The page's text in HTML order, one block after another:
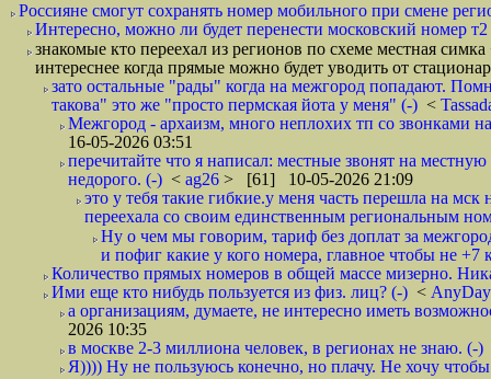
Россияне смогут сохранять номер мобильного при смене
Интересно, можно ли будет перенести московский номер
знакомые кто переехал из регионов по схеме местная
интереснее когда прямые можно будет уводить от
зато остальные "рады" когда на межгород попадают.
такова" это же "просто пермская йота у меня" (-) <
Межгород - архаизм, много неплохих тп со звонками
16-05-2026 03:51
перечитайте что я написал: местные звонят на
недорого. (-) < ag26 > [61] 10-05-2026 21:09
это у тебя такие гибкие.у меня часть перешла на
переехала со своим единственным региональным
Ну о чем мы говорим, тариф без доплат за
и пофиг какие у кого номера, главное чтобы не +7
Количество прямых номеров в общей массе мизерно.
Ими еще кто нибудь пользуется из физ. лиц? (-) <
а организациям, думаете, не интересно иметь
2026 10:35
в москве 2-3 миллиона человек, в регионах не знаю. (-)
Я)))) Ну не пользуюсь конечно, но плачу. Не хочу